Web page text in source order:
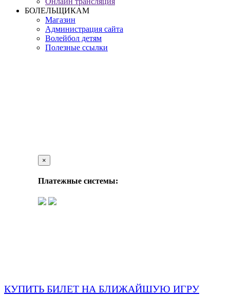
БОЛЕЛЬЩИКАМ
Магазин
Администрация сайта
Волейбол детям
Полезные ссылки
×
Платежные системы:
КУПИТЬ БИЛЕТ НА БЛИЖАЙШУЮ ИГРУ